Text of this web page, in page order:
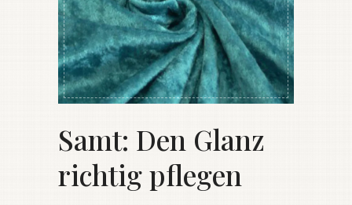
Samt: Den Glanz
richtig pflegen